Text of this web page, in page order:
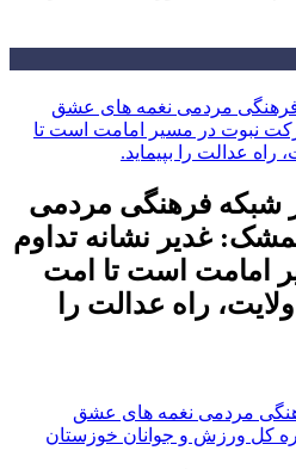
شبکه فرهنگی مردمی
غدیر نشانه تداوم
امامت است تا امت
راه عدالت را